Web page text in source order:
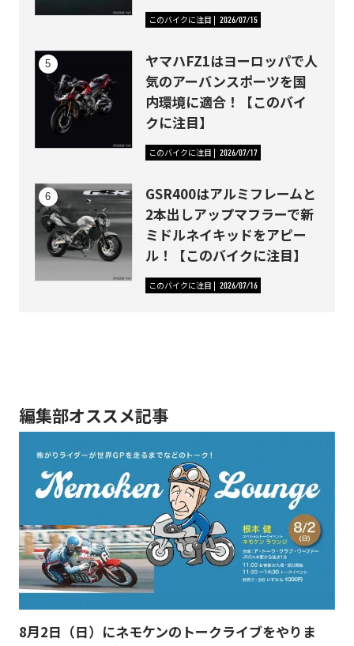
このバイクに注目 2026/07/15
ヤマハFZ1はヨーロッパで人
気のアーバンスポーツを国
内環境に適合！【このバイ
クに注目】
このバイクに注目 2026/07/17
GSR400はアルミフレームと
2本出しアップマフラーで新
ミドルネイキッドをアピー
ル！【このバイクに注目】
このバイクに注目 2026/07/16
編集部オススメ記事
8月2日（日）にネモケンのトークライブをやりま